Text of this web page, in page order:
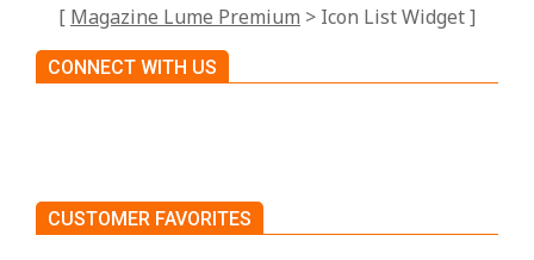
[ Magazine Lume Premium > Icon List Widget ]
CONNECT WITH US
CUSTOMER FAVORITES